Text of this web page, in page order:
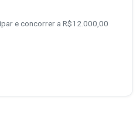
e concorrer a R$12.000,00